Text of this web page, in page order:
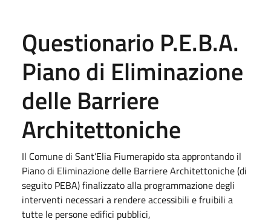
Questionario P.E.B.A.
Piano di Eliminazione
delle Barriere
Architettoniche
Il Comune di Sant’Elia Fiumerapido sta approntando il
Piano di Eliminazione delle Barriere Architettoniche (di
seguito PEBA) finalizzato alla programmazione degli
interventi necessari a rendere accessibili e fruibili a
tutte le persone edifici pubblici,